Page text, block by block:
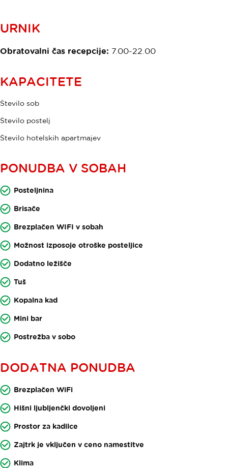
URNIK
Obratovalni čas recepcije: 7.00-22.00
KAPACITETE
Število sob
Število postelj
Število hotelskih apartmajev
PONUDBA V SOBAH
Posteljnina
Brisače
Brezplačen WIFI v sobah
Možnost izposoje otroške posteljice
Dodatno ležišče
Tuš
Kopalna kad
Mini bar
Postrežba v sobo
DODATNA PONUDBA
Brezplačen WiFi
Hišni ljubljenčki dovoljeni
Prostor za kadilce
Zajtrk je vključen v ceno namestitve
Klima